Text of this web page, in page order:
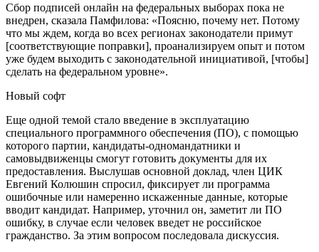
Сбор подписей онлайн на федеральных выборах пока не
внедрен, сказала Памфилова: «Поясню, почему нет. Потому
что мы ждем, когда во всех регионах законодатели примут
[соответствующие поправки], проанализируем опыт и потом
уже будем выходить с законодательной инициативой, [чтобы]
сделать на федеральном уровне».
Новый софт
Еще одной темой стало введение в эксплуатацию
специального программного обеспечения (ПО), с помощью
которого партии, кандидаты-одномандатники и
самовыдвиженцы смогут готовить документы для их
предоставления. Выслушав основной доклад, член ЦИК
Евгений Колюшин спросил, фиксирует ли программа
ошибочные или намеренно искаженные данные, которые
вводит кандидат. Например, уточнил он, заметит ли ПО
ошибку, в случае если человек введет не российское
гражданство. За этим вопросом последовала дискуссия.